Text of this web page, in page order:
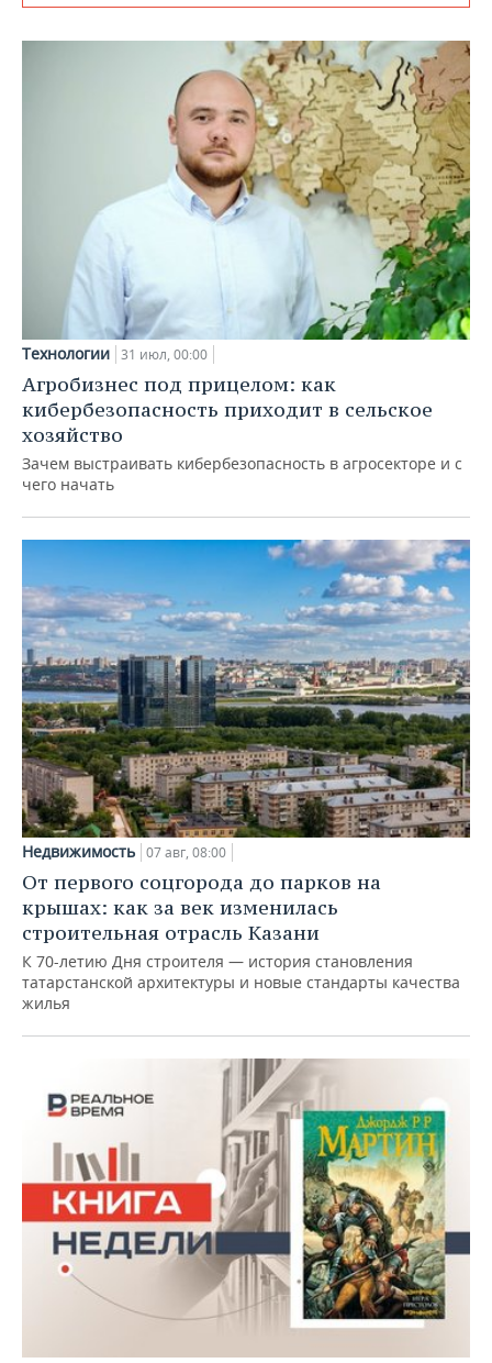
Технологии 31 июл, 00:00
Агробизнес под прицелом: как
кибербезопасность приходит в сельское
хозяйство
Зачем выстраивать кибербезопасность в агросекторе и с
чего начать
Недвижимость 07 авг, 08:00
От первого соцгорода до парков на
крышах: как за век изменилась
строительная отрасль Казани
К 70-летию Дня строителя — история становления
татарстанской архитектуры и новые стандарты качества
жилья